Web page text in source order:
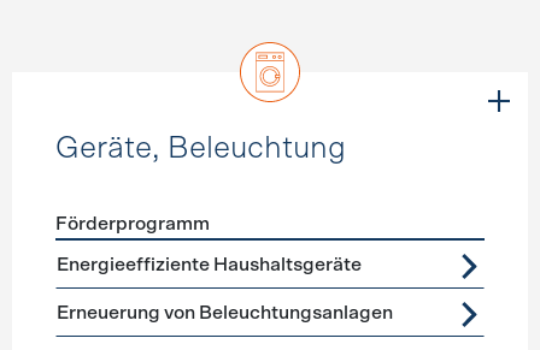
Geräte, Beleuchtung
Förderprogramme Geräte, Beleuchtung
Förderprogramm
Energieeffiziente Haushaltsgeräte
Erneuerung von Beleuchtungsanlagen